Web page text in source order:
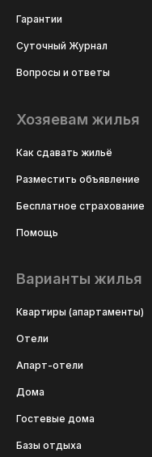
Гарантии
Суточный Журнал
Вопросы и ответы
Хозяевам жилья
Как сдавать жильё
Разместить объявление
Бесплатное страхование
Помощь
Варианты жилья
Квартиры (апартаменты)
Отели
Апарт-отели
Дома
Гостевые дома
Базы отдыха